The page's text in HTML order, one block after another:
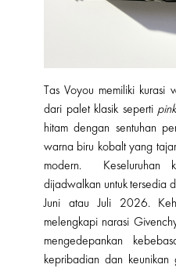
Tas Voyou memiliki kurasi
dari palet klasik seperti pink
hitam dengan sentuhan
warna biru kobalt yang
modern. Keseluruhan
dijadwalkan untuk tersedia
Juni atau Juli 2026.
melengkapi narasi
mengedepankan
kepribadian dan